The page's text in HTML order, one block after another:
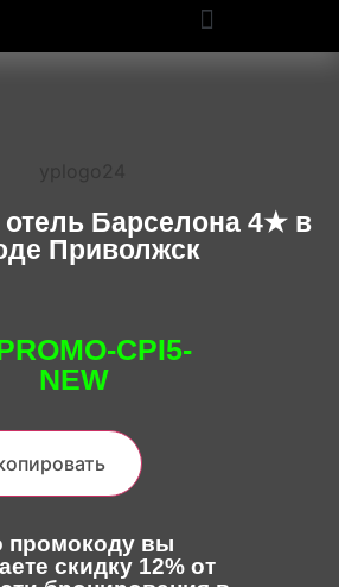
Барселона 4★ в
Приволжск
CPI5-
NEW
промокоду вы
скидку 12% от